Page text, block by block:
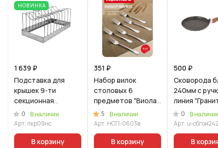
НОВИНКА
1 639 ₽
Подставка для
крышек 9-ти
секционная
(нерж.сталь)
0
В наличии
Арт. пкр09нс
В корзину
351 ₽
Набор вилок
столовых 6
предметов "Виола"
(М03) в упаковке
5
В наличии
Арт. НСП-0603в
В корзину
500 ₽
Скoворода
240мм с
линия
Ультра (Уцененный
товар)
0
В наличии
Арт. u-
В